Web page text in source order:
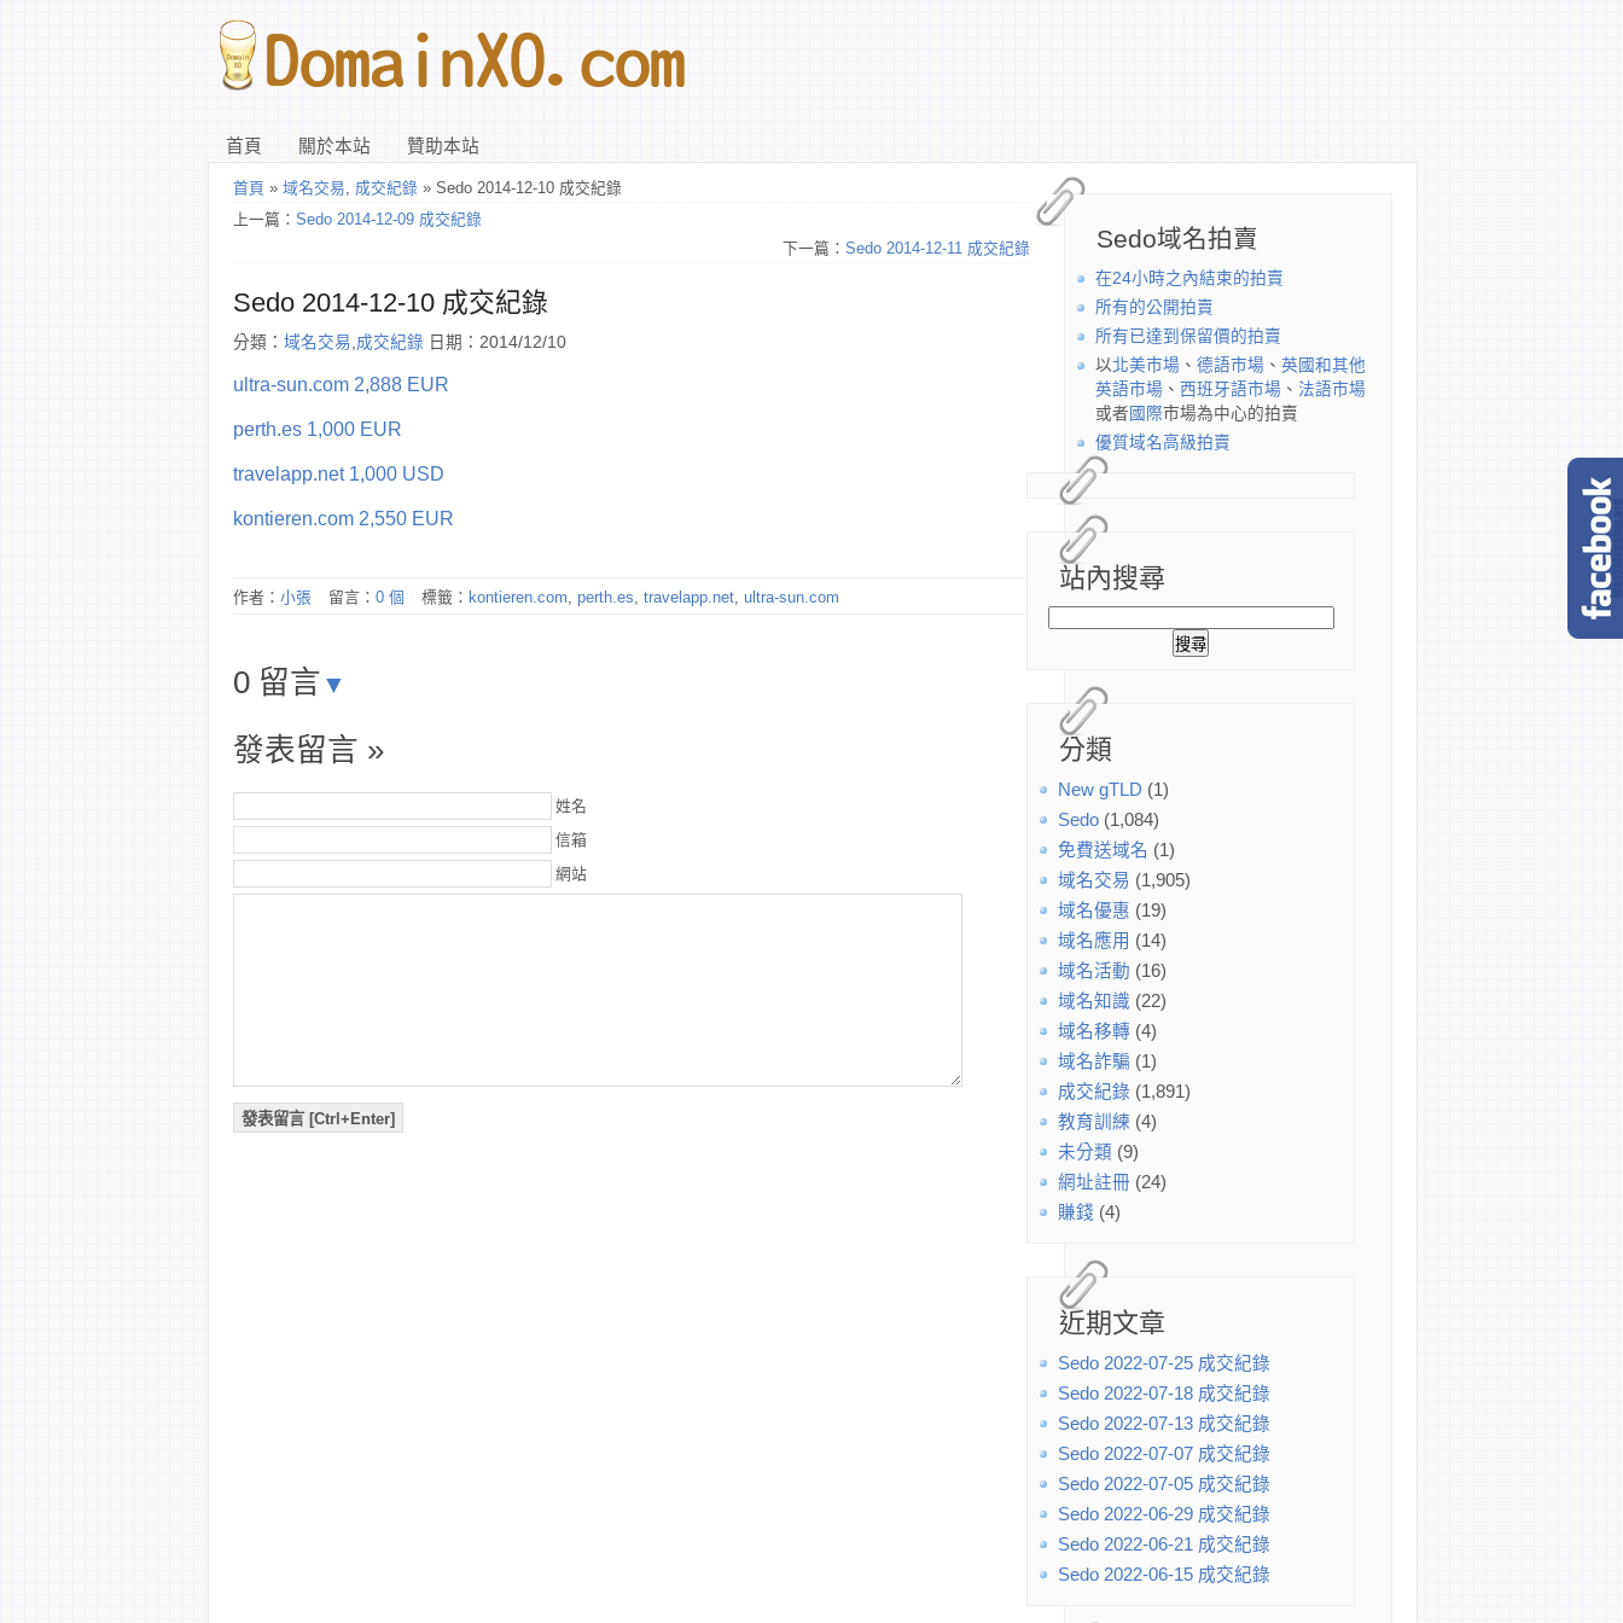
首頁 關於本站 贊助本站
Sedo域名拍賣
在24小時之內結束的拍賣
所有的公開拍賣
所有已達到保留價的拍賣
以北美市場 、 德語市場 、 英國和其他
英語市場 、 西班牙語市場 、 法語市場
或者 國際市場為中心的拍賣
優質域名高級拍賣
站內搜尋
分類
New gTLD (1)
Sedo (1,084)
免費送域名 (1)
域名交易 (1,905)
域名優惠 (19)
域名應用 (14)
域名活動 (16)
域名知識 (22)
域名移轉 (4)
域名詐騙 (1)
成交紀錄 (1,891)
教育訓練 (4)
未分類 (9)
網址註冊 (24)
賺錢 (4)
近期文章
Sedo 2022-07-25 成交紀錄
Sedo 2022-07-18 成交紀錄
Sedo 2022-07-13 成交紀錄
Sedo 2022-07-07 成交紀錄
Sedo 2022-07-05 成交紀錄
Sedo 2022-06-29 成交紀錄
Sedo 2022-06-21 成交紀錄
Sedo 2022-06-15 成交紀錄
首頁 » 域名交易, 成交紀錄 » Sedo 2014-12-10 成交紀錄
上一篇： Sedo 2014-12-09 成交紀錄
下一篇： Sedo 2014-12-11 成交紀錄
Sedo 2014-12-10 成交紀錄
分類： 域名交易,成交紀錄 日期：2014/12/10
ultra-sun.com 2,888 EUR
perth.es 1,000 EUR
travelapp.net 1,000 USD
kontieren.com 2,550 EUR
作者： 小張 留言： 0 個 標籤： kontieren.com, perth.es, travelapp.net, ultra-sun.com
0 留言 ▼
發表留言 »
姓名
信箱
網站